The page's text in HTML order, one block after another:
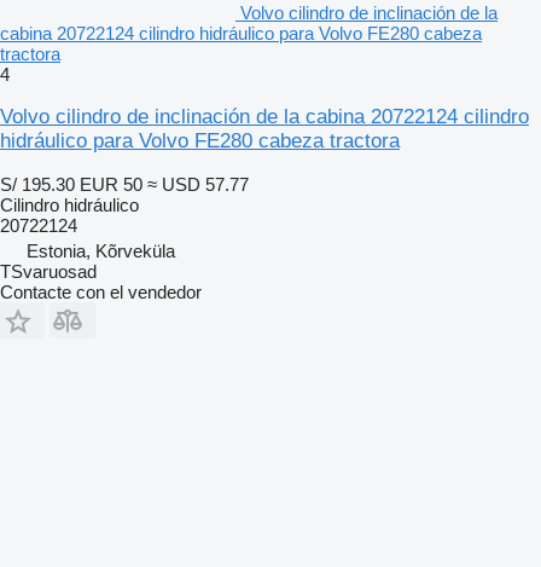
Volvo cilindro de inclinación de la
cabina 20722124 cilindro hidráulico para Volvo FE280 cabeza
tractora
4
Volvo cilindro de inclinación de la cabina 20722124 cilindro
hidráulico para Volvo FE280 cabeza tractora
S/ 195.30 EUR 50 ≈ USD 57.77
Cilindro hidráulico
20722124
Estonia, Kõrveküla
TSvaruosad
Contacte con el vendedor